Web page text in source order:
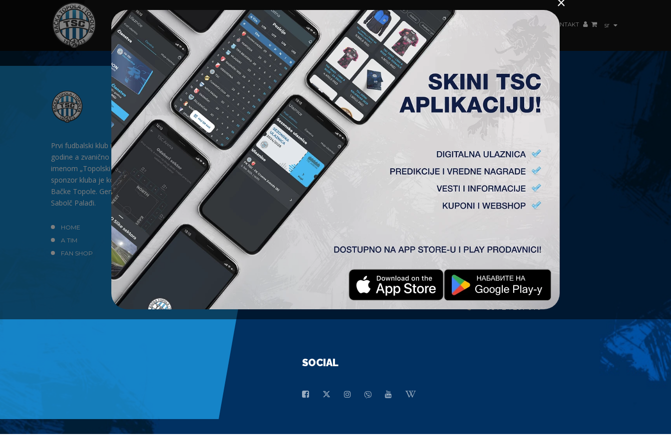
sr
HOME SPONZORI NEWS GALERIJE A TIM ČLANSTVO AKREDITACIJE KLUB AKADEMIJA ŽENSKI TIM KONTAKT
Prvi fudbalski klub u Bačkoj Topoli formiran je 1912.
godine a zvanično postoji od 1913. godine pod
imenom „Topolski Sportski Club" (TSC). Generalni
sponzor kluba je kompanija „SAT-TRAKT” DOO iz
Bačke Topole. Generalni direktor kluba je gospodin
Sabolč Palađi.
HOME
NEWS
A TIM
KLUB
FAN SHOP
KONTAKT
ANALIZA UTAKMICE
ANALIZA UTAKMICA
FK TSC
VS
OFK Vršac
1 : 0
KONTAKT
Fudbalski Klub „TSC”
Plitvička 1.
24300 Bačka Topola
office@fktsc.com
+381 24 224 187
TSC Arena
24300 Bačka Topola
office@tscarena.com
+381 24 267 979
SOCIAL